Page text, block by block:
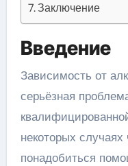
Заключение
Введение
Зависимость от алкоголя и наркотиков – это
серьёзная
некоторых
понадобиться